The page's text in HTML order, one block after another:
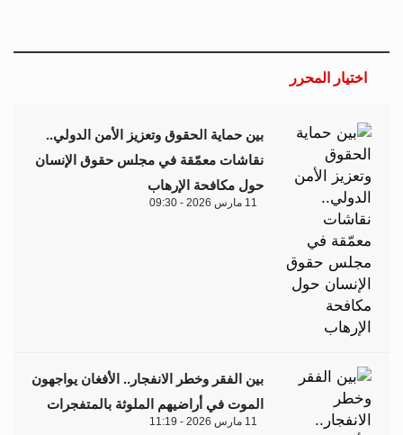
اختيار المحرر
بين حماية الحقوق وتعزيز الأمن الدولي..
نقاشات معمّقة في مجلس حقوق الإنسان
حول مكافحة الإرهاب
11 مارس 2026 - 09:30
بين الفقر وخطر الانفجار.. الأفغان يواجهون
الموت في أراضيهم الملوثة بالمتفجرات
11 مارس 2026 - 11:19